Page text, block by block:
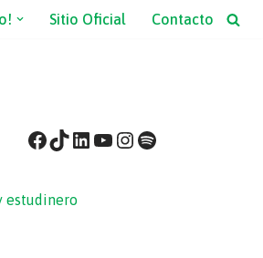
Sitio Oficial Contacto
estudinero